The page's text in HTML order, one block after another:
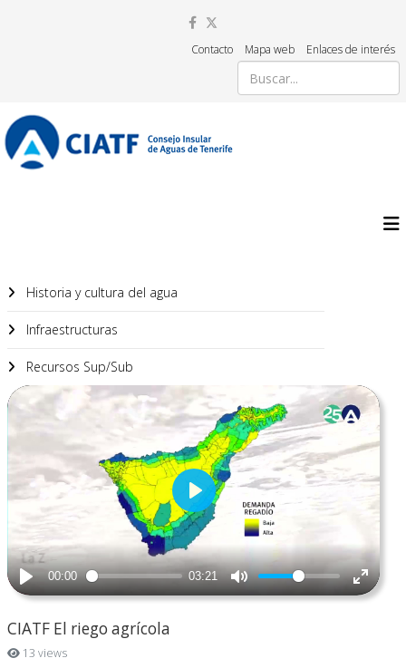
Contacto Mapa web Enlaces de interés
Historia y cultura del agua
Infraestructuras
Recursos Sup/Sub
CIATF El riego agrícola
13 views